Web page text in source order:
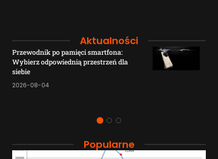
Aktualności
Przewodnik po pamięci smartfona:
Wybierz odpowiednią przestrzeń dla
siebie
2026-08-04
Popularne